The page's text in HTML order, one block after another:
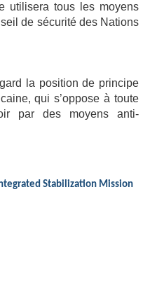
utilisera tous les moyens
de sécurité des Nations
la position de principe
qui s’oppose à toute
par des moyens anti-
Stabilization Mission